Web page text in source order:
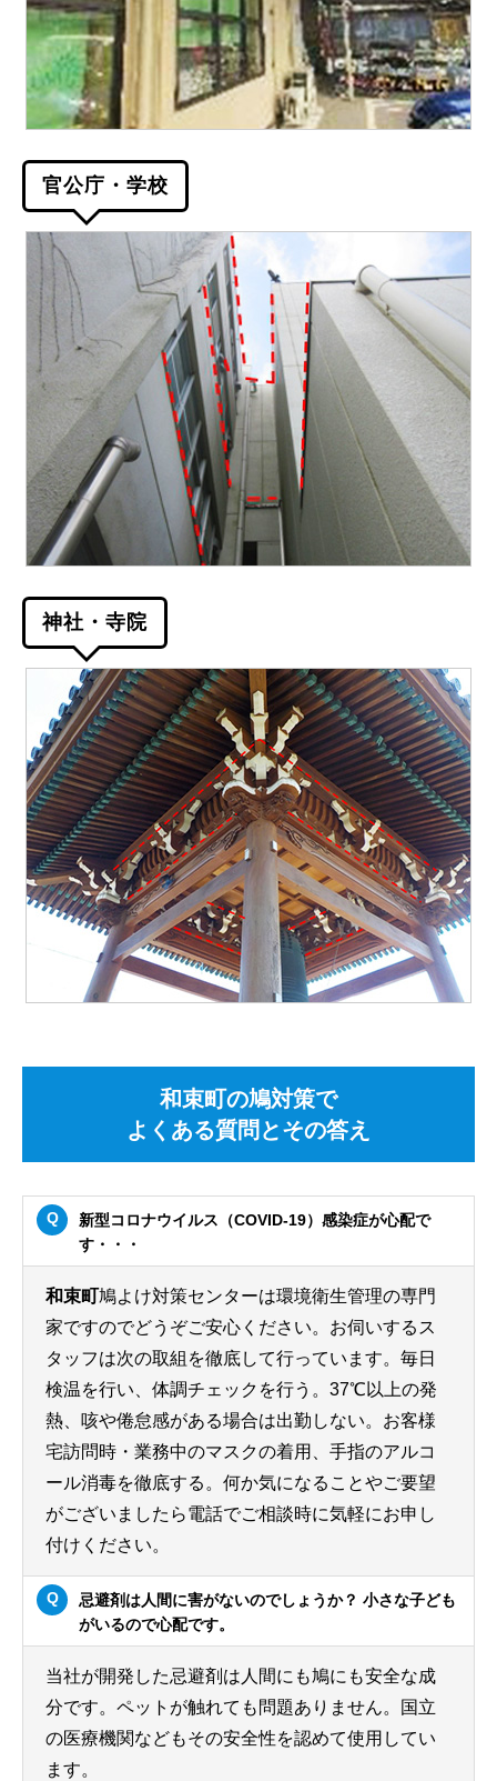
官公庁・学校
神社・寺院
和束町の鳩対策で
よくある質問とその答え
新型コロナウイルス（COVID-19）感染症が心配で
す・・・
和束町鳩よけ対策センターは環境衛生管理の専門
家ですのでどうぞご安心ください。お伺いするス
タッフは次の取組を徹底して行っています。毎日
検温を行い、体調チェックを行う。37℃以上の発
熱、咳や倦怠感がある場合は出勤しない。お客様
宅訪問時・業務中のマスクの着用、手指のアルコ
ール消毒を徹底する。何か気になることやご要望
がございましたら電話でご相談時に気軽にお申し
付けください。
忌避剤は人間に害がないのでしょうか？ 小さな子ども
がいるので心配です。
当社が開発した忌避剤は人間にも鳩にも安全な成
分です。ペットが触れても問題ありません。国立
の医療機関などもその安全性を認めて使用してい
ます。